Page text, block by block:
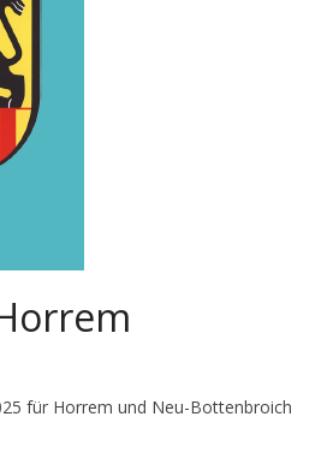
für Horrem und Neu-Bottenbroich